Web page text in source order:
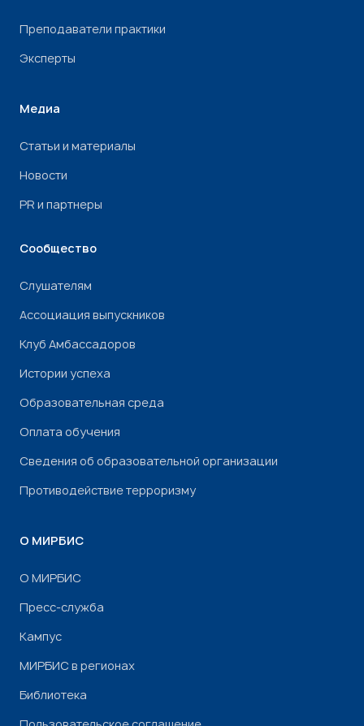
Преподаватели практики
Эксперты
Медиа
Статьи и материалы
Новости
PR и партнеры
Сообщество
Слушателям
Ассоциация выпускников
Клуб Амбассадоров
Истории успеха
Образовательная среда
Оплата обучения
Сведения об образовательной организации
Противодействие терроризму
О МИРБИС
О МИРБИС
Пресс-служба
Кампус
МИРБИС в регионах
Библиотека